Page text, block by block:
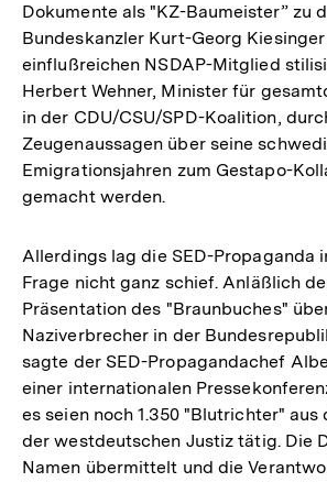
Dokumente als "KZ-Baumeister” zu
Bundeskanzler Kurt-Georg
einflußreichen NSDAP-Mitglied
Herbert Wehner, Minister für
in der CDU/CSU/SPD-Koalition,
Zeugenaussagen über seine
Emigrationsjahren zum Gestapo-
gemacht werden.
Allerdings lag die SED-Propaganda
Frage nicht ganz schief. Anläßlich
Präsentation des "Braunbuches"
Naziverbrecher in der
sagte der SED-Propagandachef
einer internationalen
es seien noch 1.350 "Blutrichter" aus
der westdeutschen Justiz tätig. Die
Namen übermittelt und die